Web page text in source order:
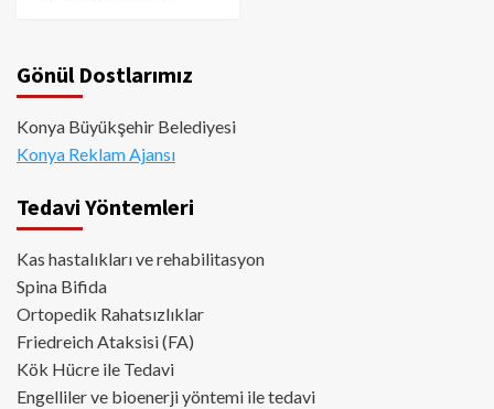
Gönül Dostlarımız
Konya Büyükşehir Belediyesi
Konya Reklam Ajansı
Tedavi Yöntemleri
Kas hastalıkları ve rehabilitasyon
Spina Bifida
Ortopedik Rahatsızlıklar
Friedreich Ataksisi (FA)
Kök Hücre ile Tedavi
Engelliler ve bioenerji yöntemi ile tedavi